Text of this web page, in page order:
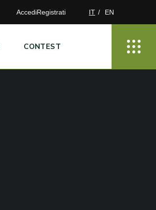
AccediRegistrati IT EN
CONTEST